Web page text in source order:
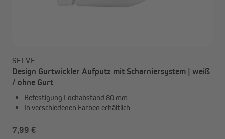
SELVE
Design Gurtwickler Aufputz mit Scharniersystem | weiß
/ ohne Gurt
Befestigung Lochabstand 80 mm
In verschiedenen Farben erhältlich
7,99 €